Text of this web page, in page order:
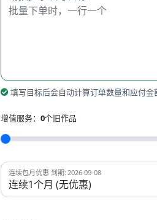
填写目标后会自动计算订单数量和应付金
增值服务： 0个旧作品
连续包月优惠 到期: 2026-09-08